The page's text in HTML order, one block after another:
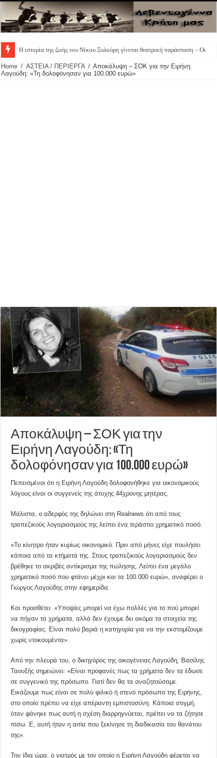
Η ιστορία της ζωής του Νίκου Ξυλούρη γίνεται θεατρική παράσταση – Οι πρ
Home / ΑΣΤΕΙΑ / ΠΕΡΙΕΡΓΑ / Αποκάλυψη – ΣΟΚ για την Ειρήνη
Λαγούδη: «Τη δολοφόνησαν για 100.000 ευρώ»
Αποκάλυψη – ΣΟΚ για την
Ειρήνη Λαγούδη: «Τη
δολοφόνησαν για 100.000 ευρώ»
Πεπεισμένοι ότι η Ειρήνη Λαγούδη δολοφονήθηκε για οικονομικούς
λόγους είναι οι συγγενείς της άτυχης 44χρονης μητέρας.
Μάλιστα, ο αδερφός της δηλώνει στη Realnews ότι από τους
τραπεζικούς λογαριασμούς της λείπει ένα τεράστιο χρηματικό ποσό.
«Το κίνητρο ήταν κυρίως οικονομικό. Πριν από μήνες είχε πουλήσει
κάποια από τα κτήματά της. Στους τραπεζικούς λογαριασμούς δεν
βρέθηκε το ακριβές αντίκρισμα της πώλησης. Λείπει ένα μεγάλο
χρηματικό ποσό που φτάνει μέχρι και τα 100.000 ευρώ», αναφέρει ο
Γιώργος Λαγούδης στην εφημερίδα.
Και προσθέτει: «Υποψίες μπορεί να έχω πολλές για το πού μπορεί
να πήγαν τα χρήματα, αλλά δεν έχουμε δει ακόμα τα στοιχεία της
δικογραφίας. Είναι πολύ βαριά η κατηγορία για να την εκστομίζουμε
χωρίς ντοκουμέντα».
Από την πλευρά του, ο δικηγόρος της οικογένειας Λαγούδη, Βασίλης
Ταουξής σημειώνει: «Είναι προφανές πως τα χρήματα δεν τα έδωσε
σε συγγενικό της πρόσωπο. Γιατί δεν θα τα αναζητούσαμε.
Εικάζουμε πως είναι σε πολύ φιλικό ή στενό πρόσωπο της Ειρήνης,
στο οποίο πρέπει να είχε απέραντη εμπιστοσύνη. Κάποια στιγμή,
όταν φάνηκε πως αυτή η σχέση διαρρηγνύεται, πρέπει να τα ζήτησε
πίσω. Ε, αυτή ήταν η αιτία που ξεκίνησε τη διαδικασία του θανάτου
της».
Την ίδια ώρα, ο γιατρός με τον οποίο η Ειρήνη Λαγούδη φέρεται να